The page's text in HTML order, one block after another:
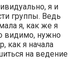
я и
группы. Ведь
я, как же я
видимо, нужно
как я начала
на ведение